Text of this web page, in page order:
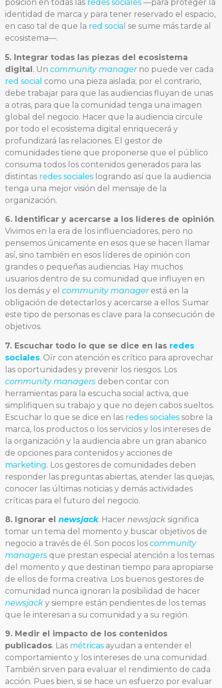
posición en todas las redes sociales —para proteger la
identidad de marca y para tener reservado el espacio,
en caso tal de que la red social se sume más tarde al
ecosistema—.
5. Integrar todas las piezas del ecosistema
digital. Un community managerno puede ver cada
red social como una pieza aislada; por el contrario,
debe trabajar para que las audiencias fluyan de unas
a otras, para que la comunidad tenga una imagen
global del negocio. Hacer que la audiencia circule
por todo el ecosistema digital enriquecerá y
profundizará las relaciones. El gestor de
comunidades tiene que proponerse que el público
consuma todos los contenidos generados para las
distintas redes sociales logrando así que la audiencia
tenga una mejor visión del mensaje de la
organización.
6. Identificar y acercarse a los líderes de opinión.
Vivimos en la era de los influenciadores, pero no
pensemos únicamente en esos que se hacen llamar
así, sino también en esos líderes de opinión con
grandes o pequeñas audiencias. Hay muchos
usuarios dentro de su comunidad que influyen en
los demás y el community managerestá en la
obligación de detectarlos y acercarse a ellos. Sumar
este tipo de personas es clave para la consecución de
objetivos.
7. Escuchar todo lo que se dice en las redes
sociales. Oír con atención es crítico para aprovechar
las oportunidades y prevenir los riesgos. Los
community managers deben contar con
herramientas para la escucha social activa, que
simplifiquen su trabajo y que no dejen cabos sueltos.
Escuchar lo que se dice en las redes sociales sobre la
marca, los productos o los servicios y los intereses de
la organización y la audiencia abre un gran abanico
de opciones para contenidos y acciones de
marketing. Los gestores de comunidades deben
responder las preguntas abiertas, atender las quejas,
conocer las últimas noticias y demás actividades
críticas para el futuro del negocio.
8. Ignorar el newsjack. Hacer newsjack significa
tomar un tema del momento y buscar objetivos de
negocio a través de él. Son pocos los community
managers que prestan especial atención a los temas
del momento y que destinan tiempo para apropiarse
de ellos de forma creativa. Los buenos gestores de
comunidad nunca ignoran la posibilidad de hacer
newsjack y siempre están pendientes de los temas
que le interesan a su comunidad y a su región.
9. Medir el impacto de los contenidos
publicados. Las métricas ayudan a entender el
comportamiento y los intereses de una comunidad.
También sirven para evaluar el rendimiento de cada
acción. Pues bien, si se hace un esfuerzo por evaluar